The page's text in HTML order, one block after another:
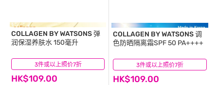
3件或以上照价7折
COLLAGEN BY WATSONS弹
润保湿养肤水 150毫升
HK$109.00
(18) 3件或以上照价7折
COLLAGEN BY WATSONS调
色防晒隔离霜SPF 50 PA++++
HK$109.00
(1)